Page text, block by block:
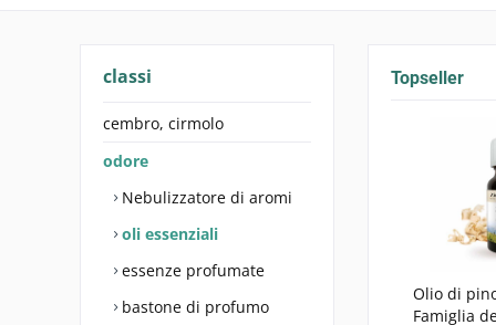
classi
cembro, cirmolo
odore
Nebulizzatore di aromi
oli essenziali
essenze profumate
bastone di profumo
Topseller
Olio di
Famiglia